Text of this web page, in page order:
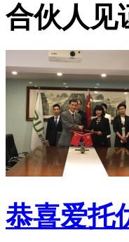
合伙人见
恭喜爱托